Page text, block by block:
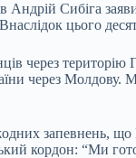
Сибіга
цього
через
через
запевнень, що
кордон: “Ми